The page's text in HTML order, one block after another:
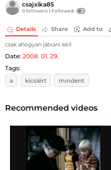
csajxika85
0 followers | Followed:
Details Share Add to
csak ahogyan játxani kell
Date: 2008. 01. 29.
Tags:
a
kicsiért mindent
Recommended videos